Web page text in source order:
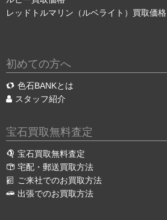
レッドトルマリン（ルベライト）買取価格
初めての方へ
色石BANKとは
スタッフ紹介
宝石買取無料査定
宝石買取無料査定
宅配・郵送買取方法
ご来社でのお買取方法
出張でのお買取方法